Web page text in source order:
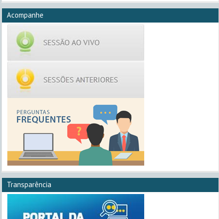
Acompanhe
Transparência